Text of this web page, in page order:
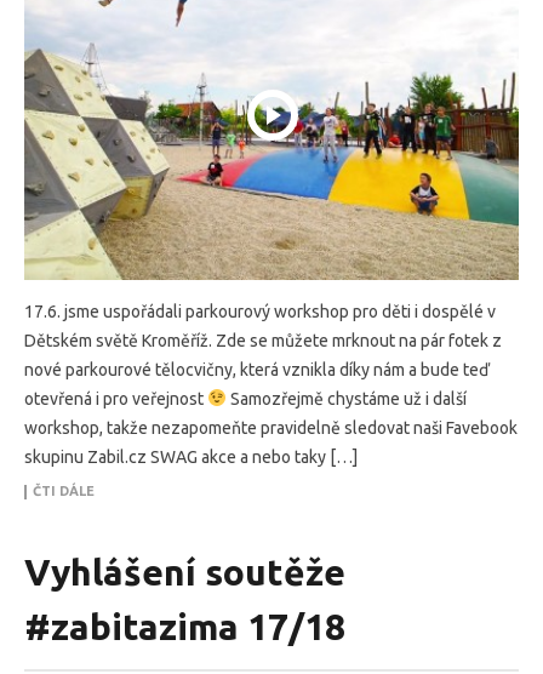
17.6. jsme uspořádali parkourový workshop pro děti i dospělé v
Dětském světě Kroměříž. Zde se můžete mrknout na pár fotek z
nové parkourové tělocvičny, která vznikla díky nám a bude teď
otevřená i pro veřejnost
Samozřejmě chystáme už i další
workshop, takže nezapomeňte pravidelně sledovat naši Favebook
skupinu Zabil.cz SWAG akce a nebo taky […]
ČTI DÁLE
Vyhlášení soutěže
#zabitazima 17/18